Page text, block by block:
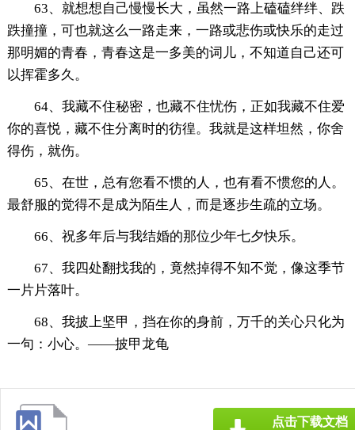
63、就想想自己慢慢长大，虽然一路上磕磕绊绊、跌
跌撞撞，可也就这么一路走来，一路或悲伤或快乐的走过
那明媚的青春，青春这是一多美的词儿，不知道自己还可
以挥霍多久。
64、我藏不住秘密，也藏不住忧伤，正如我藏不住爱
你的喜悦，藏不住分离时的彷徨。我就是这样坦然，你舍
得伤，就伤。
65、在世，总有您看不惯的人，也有看不惯您的人。
最舒服的觉得不是成为陌生人，而是逐步生疏的立场。
66、祝多年后与我结婚的那位少年七夕快乐。
67、我四处翻找我的，竟然掉得不知不觉，像这季节
一片片落叶。
68、我披上坚甲，挡在你的身前，万千的关心只化为
一句：小心。——披甲龙龟
点击下载文档